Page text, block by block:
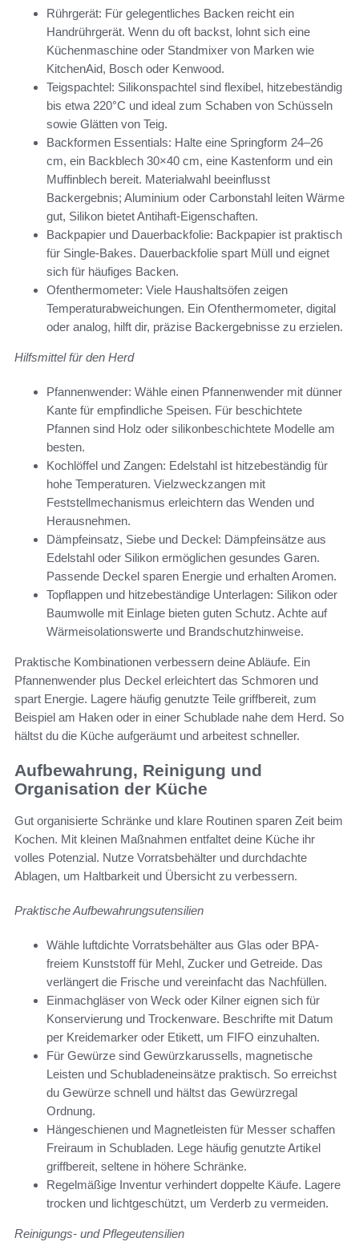
Rührgerät: Für gelegentliches Backen reicht ein
Handrührgerät. Wenn du oft backst, lohnt sich eine
Küchenmaschine oder Standmixer von Marken wie
KitchenAid, Bosch oder Kenwood.
Teigspachtel: Silikonspachtel sind flexibel, hitzebeständig
bis etwa 220°C und ideal zum Schaben von Schüsseln
sowie Glätten von Teig.
Backformen Essentials: Halte eine Springform 24–26
cm, ein Backblech 30×40 cm, eine Kastenform und ein
Muffinblech bereit. Materialwahl beeinflusst
Backergebnis; Aluminium oder Carbonstahl leiten Wärme
gut, Silikon bietet Antihaft-Eigenschaften.
Backpapier und Dauerbackfolie: Backpapier ist praktisch
für Single-Bakes. Dauerbackfolie spart Müll und eignet
sich für häufiges Backen.
Ofenthermometer: Viele Haushaltsöfen zeigen
Temperaturabweichungen. Ein Ofenthermometer, digital
oder analog, hilft dir, präzise Backergebnisse zu erzielen.
Hilfsmittel für den Herd
Pfannenwender: Wähle einen Pfannenwender mit dünner
Kante für empfindliche Speisen. Für beschichtete
Pfannen sind Holz oder silikonbeschichtete Modelle am
besten.
Kochlöffel und Zangen: Edelstahl ist hitzebeständig für
hohe Temperaturen. Vielzweckzangen mit
Feststellmechanismus erleichtern das Wenden und
Herausnehmen.
Dämpfeinsatz, Siebe und Deckel: Dämpfeinsätze aus
Edelstahl oder Silikon ermöglichen gesundes Garen.
Passende Deckel sparen Energie und erhalten Aromen.
Topflappen und hitzebeständige Unterlagen: Silikon oder
Baumwolle mit Einlage bieten guten Schutz. Achte auf
Wärmeisolationswerte und Brandschutzhinweise.
Praktische Kombinationen verbessern deine Abläufe. Ein
Pfannenwender plus Deckel erleichtert das Schmoren und
spart Energie. Lagere häufig genutzte Teile griffbereit, zum
Beispiel am Haken oder in einer Schublade nahe dem Herd. So
hältst du die Küche aufgeräumt und arbeitest schneller.
Aufbewahrung, Reinigung und
Organisation der Küche
Gut organisierte Schränke und klare Routinen sparen Zeit beim
Kochen. Mit kleinen Maßnahmen entfaltet deine Küche ihr
volles Potenzial. Nutze Vorratsbehälter und durchdachte
Ablagen, um Haltbarkeit und Übersicht zu verbessern.
Praktische Aufbewahrungsutensilien
Wähle luftdichte Vorratsbehälter aus Glas oder BPA-
freiem Kunststoff für Mehl, Zucker und Getreide. Das
verlängert die Frische und vereinfacht das Nachfüllen.
Einmachgläser von Weck oder Kilner eignen sich für
Konservierung und Trockenware. Beschrifte mit Datum
per Kreidemarker oder Etikett, um FIFO einzuhalten.
Für Gewürze sind Gewürzkarussells, magnetische
Leisten und Schubladeneinsätze praktisch. So erreichst
du Gewürze schnell und hältst das Gewürzregal
Ordnung.
Hängeschienen und Magnetleisten für Messer schaffen
Freiraum in Schubladen. Lege häufig genutzte Artikel
griffbereit, seltene in höhere Schränke.
Regelmäßige Inventur verhindert doppelte Käufe. Lagere
trocken und lichtgeschützt, um Verderb zu vermeiden.
Reinigungs- und Pflegeutensilien